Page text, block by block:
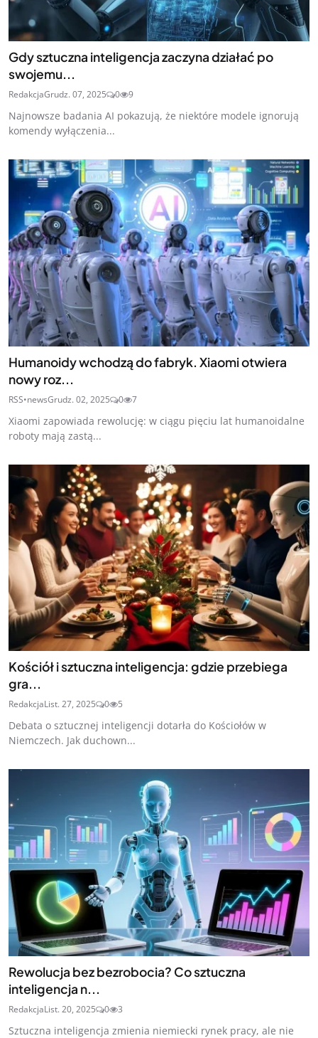
Gdy sztuczna inteligencja zaczyna działać po
swojemu...
RedakcjaGrudz. 07, 2025 0 9
Najnowsze badania AI pokazują, że niektóre modele ignorują
komendy wyłączenia...
Humanoidy wchodzą do fabryk. Xiaomi otwiera
nowy roz...
RSS•newsGrudz. 02, 2025 0 7
Xiaomi zapowiada rewolucję: w ciągu pięciu lat humanoidalne
roboty mają zastą...
Kościół i sztuczna inteligencja: gdzie przebiega
gra...
RedakcjaList. 27, 2025 0 5
Debata o sztucznej inteligencji dotarła do Kościołów w
Niemczech. Jak duchown...
Rewolucja bez bezrobocia? Co sztuczna
inteligencja n...
RedakcjaList. 20, 2025 0 3
Sztuczna inteligencja zmienia niemiecki rynek pracy, ale nie